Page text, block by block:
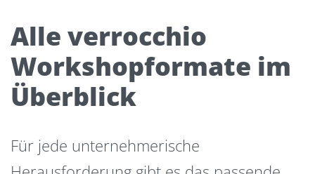
Alle verrocchio
Workshopformate im
Überblick
Für jede unternehmerische